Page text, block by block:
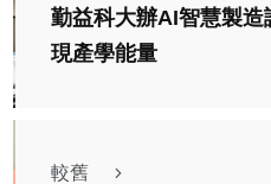
勤益科大辦AI智慧製
現產學能量
較舊